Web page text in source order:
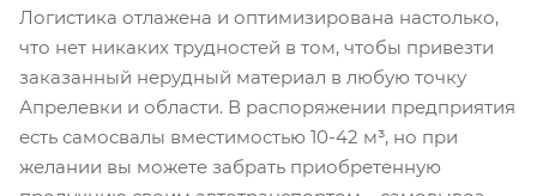
Логистика отлажена и оптимизирована настолько,
что нет никаких трудностей в том, чтобы привезти
заказанный нерудный материал в любую точку
Апрелевки и области. В распоряжении предприятия
есть самосвалы вместимостью 10-42 м³, но при
желании вы можете забрать приобретенную